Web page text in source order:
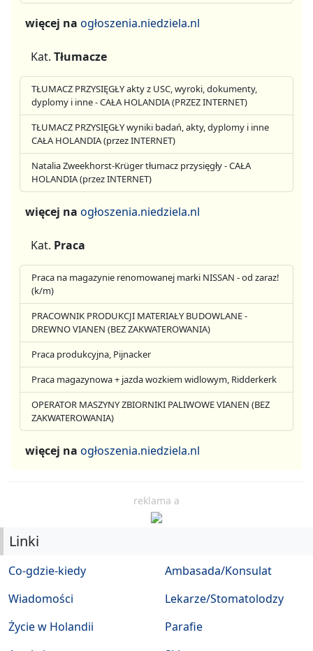
więcej na ogłoszenia.niedziela.nl
Kat. Tłumacze
TŁUMACZ PRZYSIĘGŁY akty z USC, wyroki, dokumenty,
dyplomy i inne - CAŁA HOLANDIA (PRZEZ INTERNET)
TŁUMACZ PRZYSIĘGŁY wyniki badań, akty, dyplomy i inne
CAŁA HOLANDIA (przez INTERNET)
Natalia Zweekhorst-Krüger tłumacz przysięgły - CAŁA
HOLANDIA (przez INTERNET)
więcej na ogłoszenia.niedziela.nl
Kat. Praca
Praca na magazynie renomowanej marki NISSAN - od zaraz!
(k/m)
PRACOWNIK PRODUKCJI MATERIAŁY BUDOWLANE -
DREWNO VIANEN (BEZ ZAKWATEROWANIA)
Praca produkcyjna, Pijnacker
Praca magazynowa + jazda wozkiem widlowym, Ridderkerk
OPERATOR MASZYNY ZBIORNIKI PALIWOWE VIANEN (BEZ
ZAKWATEROWANIA)
więcej na ogłoszenia.niedziela.nl
reklama a
Linki
Co-gdzie-kiedy
Wiadomości
Życie w Holandii
Ambasada/Konsulat
Lekarze/Stomatolodzy
Parafie